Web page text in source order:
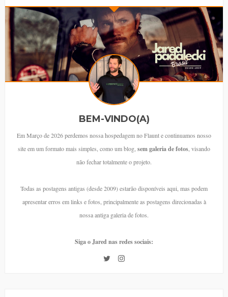
BEM-VINDO(A)
Em Março de 2026 perdemos nossa hospedagem no Flaunt e continuamos nosso
site em um formato mais simples, como um blog, sem galeria de fotos , visando
não fechar totalmente o projeto.
Todas as postagens antigas (desde 2009) estarão disponíveis aqui, mas podem
apresentar erros em links e fotos, principalmente as postagens direcionadas à
nossa antiga galeria de fotos.
Siga o Jared nas redes sociais: